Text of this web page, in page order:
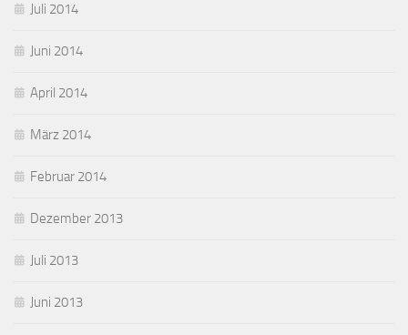
Juli 2014
Juni 2014
April 2014
März 2014
Februar 2014
Dezember 2013
Juli 2013
Juni 2013